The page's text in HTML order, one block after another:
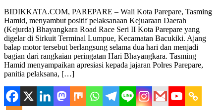
BIDIKKATA.COM, PAREPARE – Wali Kota Parepare, Tasming
Hamid, menyambut positif pelaksanaan Kejuaraan Daerah
(Kejurda) Bhayangkara Road Race Seri II Kota Parepare yang
digelar di Sirkuit Terminal Lumpue, Kecamatan Bacukiki. Ajang
balap motor tersebut berlangsung selama dua hari dan menjadi
bagian dari rangkaian peringatan Hari Bhayangkara. Tasming
Hamid menyampaikan apresiasi kepada jajaran Polres Parepare,
panitia pelaksana, […]